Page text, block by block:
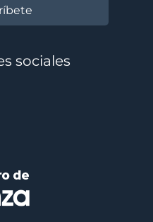
sociales